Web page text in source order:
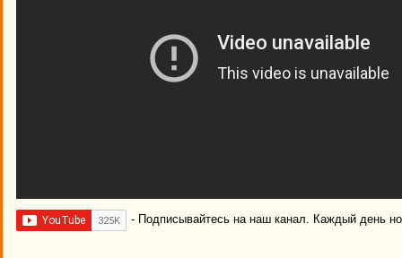
- Подписывайтесь на наш канал. Каждый день